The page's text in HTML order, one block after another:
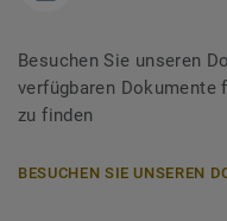
Besuchen Sie unseren
verfügbaren Dokumente
zu finden
BESUCHEN SIE UNSEREN